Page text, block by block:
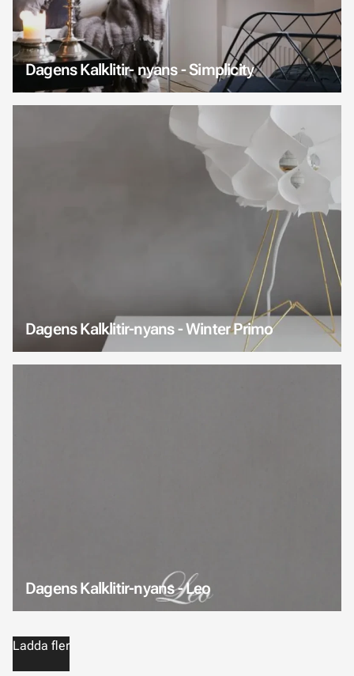
Dagens Kalklitir- nyans - Simplicity
Dagens Kalklitir-nyans - Winter Primo
Dagens Kalklitir-nyans - Leo
Ladda fler